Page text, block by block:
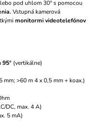
pod uhlom 30° s pomocou
Vstupná kamerová
monitormi videotelefónov
95° (vertikálne)
mm; >60 m 4 x 0,5 mm + koax.)
DC, max. 4 A)
5 mA)